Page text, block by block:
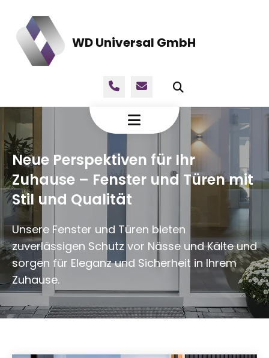
WD Universal GmbH
Neue Perspektiven für Ihr
Zuhause – Fenster und Türen mit
Stil und Qualität
Unsere Fenster und Türen bieten
zuverlässigen Schutz vor Nässe und Kälte und
sorgen für Eleganz und Sicherheit in Ihrem
Zuhause.